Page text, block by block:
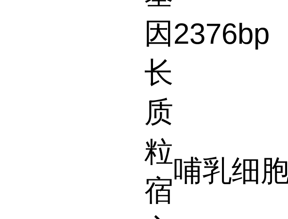
因
长
2376bp
质
粒
宿
哺乳细